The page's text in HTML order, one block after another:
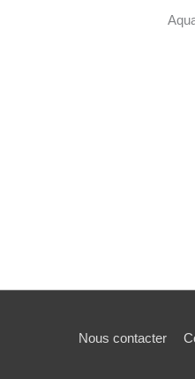
Nous contacter